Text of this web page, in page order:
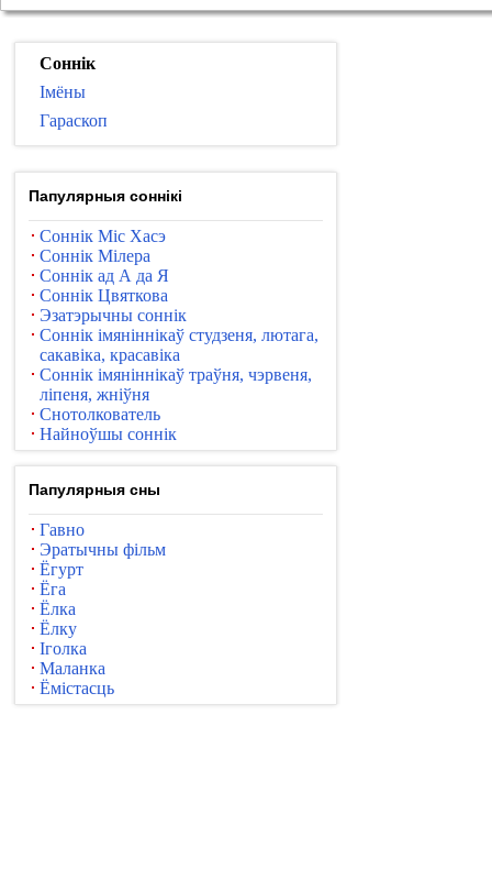
Соннік
Імёны
Гараскоп
Папулярныя соннікі
Соннік Міс Хасэ
Соннік Мілера
Соннік ад А да Я
Соннік Цвяткова
Эзатэрычны соннік
Соннік імяніннікаў студзеня, лютага,
сакавіка, красавіка
Соннік імяніннікаў траўня, чэрвеня,
ліпеня, жніўня
Снотолкователь
Найноўшы соннік
Папулярныя сны
Гавно
Эратычны фільм
Ёгурт
Ёга
Ёлка
Ёлку
Іголка
Маланка
Ёмістасць